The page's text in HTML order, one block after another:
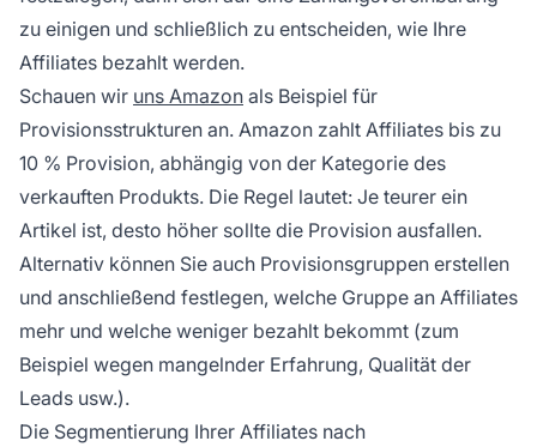
zu einigen und schließlich zu entscheiden, wie Ihre
Affiliates bezahlt werden.
Schauen wir uns Amazon als Beispiel für
Provisionsstrukturen an. Amazon zahlt Affiliates bis zu
10 % Provision, abhängig von der Kategorie des
verkauften Produkts. Die Regel lautet: Je teurer ein
Artikel ist, desto höher sollte die Provision ausfallen.
Alternativ können Sie auch Provisionsgruppen erstellen
und anschließend festlegen, welche Gruppe an Affiliates
mehr und welche weniger bezahlt bekommt (zum
Beispiel wegen mangelnder Erfahrung, Qualität der
Leads usw.).
Die Segmentierung Ihrer Affiliates nach